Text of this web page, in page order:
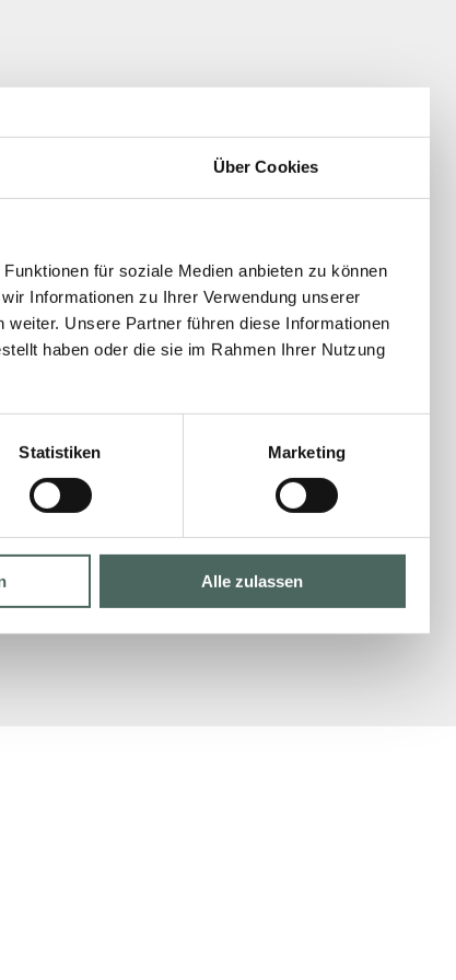
Über Cookies
für soziale Medien anbieten zu können
Informationen zu Ihrer Verwendung unserer
Unsere Partner führen diese Informationen
haben oder die sie im Rahmen Ihrer Nutzung
Statistiken Marketing
Alle zulassen